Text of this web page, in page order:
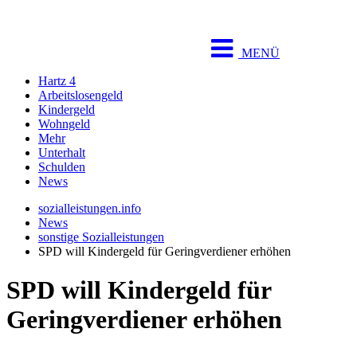
MENÜ
Hartz 4
Arbeitslosengeld
Kindergeld
Wohngeld
Mehr
Unterhalt
Schulden
News
sozialleistungen.info
News
sonstige Sozialleistungen
SPD will Kindergeld für Geringverdiener erhöhen
SPD will Kindergeld für
Geringverdiener erhöhen